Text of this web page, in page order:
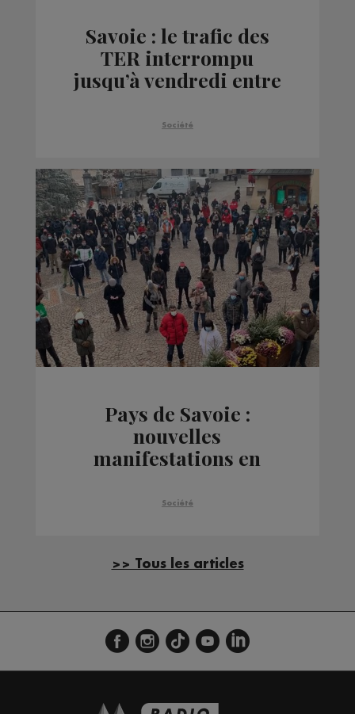
Savoie : le trafic des
TER interrompu
jusqu’à vendredi entre
Saint-Maurice
Société
Pays de Savoie :
nouvelles
manifestations en
Société
>> Tous les articles